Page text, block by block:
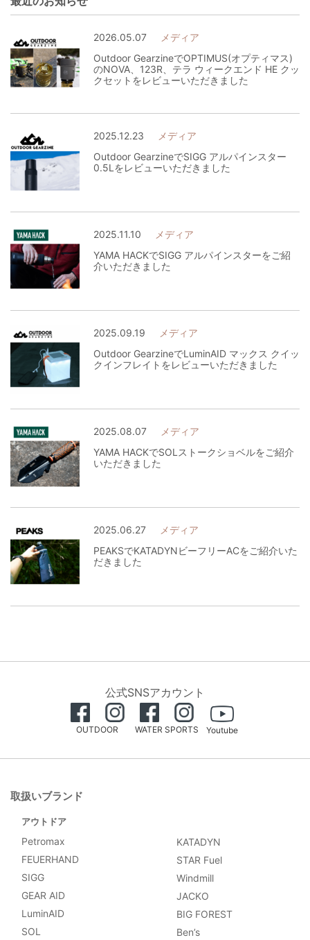
2026.05.07
メディア
Outdoor GearzineでOPTIMUS(オプティマス)
のNOVA、123R、テラ ウィークエンド HE クッ
クセットをレビューいただきました
2025.12.23
メディア
Outdoor GearzineでSIGG アルパインスター
0.5Lをレビューいただきました
2025.11.10
メディア
YAMA HACKでSIGG アルパインスターをご紹
介いただきました
2025.09.19
メディア
Outdoor GearzineでLuminAID マックス クイッ
クインフレイトをレビューいただきました
2025.08.07
メディア
YAMA HACKでSOLストークショベルをご紹介
いただきました
2025.06.27
メディア
PEAKSでKATADYNビーフリーACをご紹介いた
だきました
公式SNSアカウント
OUTDOOR WATER SPORTS Youtube
取扱いブランド
アウトドア
Petromax
FEUERHAND
SIGG
GEAR AID
LuminAID
SOL
KATADYN
STAR Fuel
Windmill
JACKO
BIG FOREST
Ben’s